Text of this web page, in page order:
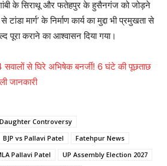
के सिराथू और फतेहपुर के हुसैनगंज को जोड़ने
टांडा मार्ग’ के निर्माण कार्य का मुद्दा भी प्रमुखता से
पूरा कराने का आश्वासन दिया गया।
से घिरे अभिषेक बनर्जी! 6 घंटे की पूछताछ
जानकारी
Controversy
BJP vs Pallavi Patel
Fatehpur News
Pallavi Patel
UP Assembly Election 2027